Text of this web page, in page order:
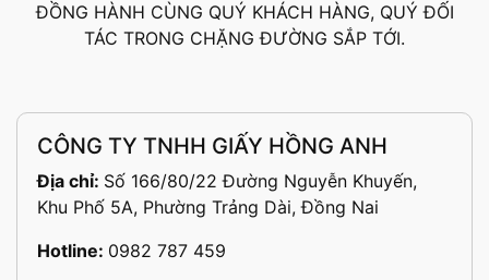
ĐỒNG HÀNH CÙNG QUÝ KHÁCH HÀNG, QUÝ ĐỐI
TÁC TRONG CHẶNG ĐƯỜNG SẮP TỚI.
CÔNG TY TNHH GIẤY HỒNG ANH
Địa chỉ: Số 166/80/22 Đường Nguyễn Khuyến,
Khu Phố 5A, Phường Trảng Dài, Đồng Nai
Hotline: 0982 787 459